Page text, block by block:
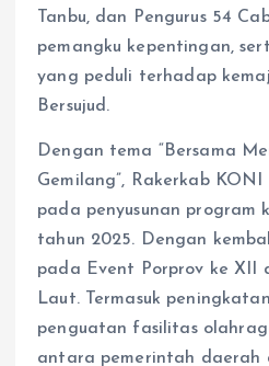
Tanbu, dan Pengurus 54
pemangku kepentingan,
yang peduli terhadap
Bersujud.
Dengan tema “Bersama
Gemilang”, Rakerkab
pada penyusunan program
tahun 2025. Dengan
pada Event Porprov ke XII
Laut. Termasuk
penguatan fasilitas
antara pemerintah daerah